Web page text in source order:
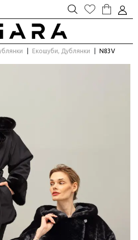
Екошуби, Дублянки N83V